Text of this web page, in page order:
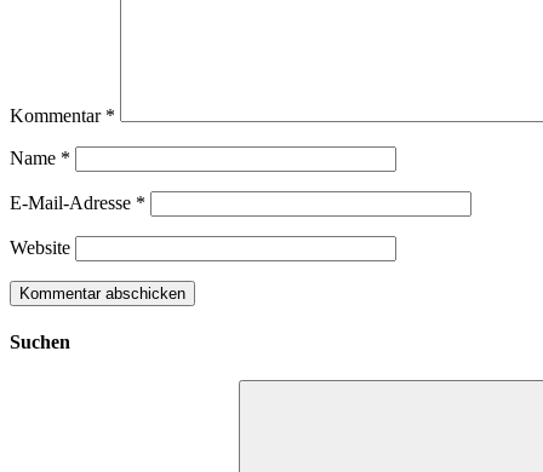
Kommentar *
Name *
E-Mail-Adresse *
Website
Suchen